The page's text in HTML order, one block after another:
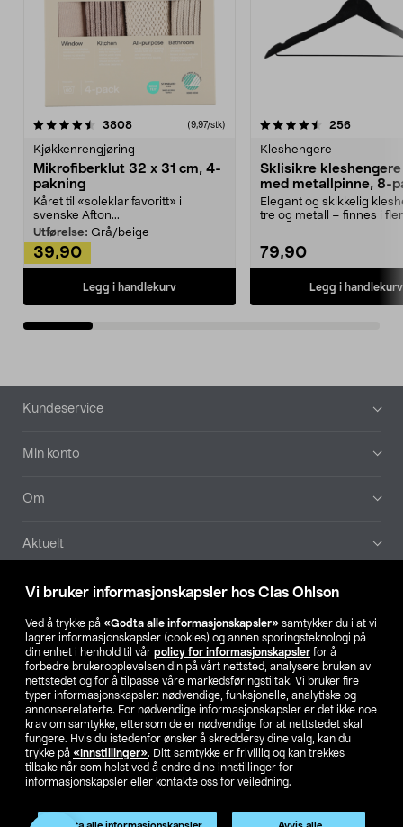
Vi bruker informasjonskapsler hos Clas Ohlson
Ved å trykke på «Godta alle informasjonskapsler» samtykker du i at vi
lagrer informasjonskapsler (cookies) og annen sporingsteknologi på
din enhet i henhold til vår policy for informasjonskapsler for å
forbedre brukeropplevelsen din på vårt nettsted, analysere bruken av
nettstedet og for å tilpasse våre markedsføringstiltak. Vi bruker fire
typer informasjonskapsler: nødvendige, funksjonelle, analytiske og
annonserelaterte. For nødvendige informasjonskapsler er det ikke noe
krav om samtykke, ettersom de er nødvendige for at nettstedet skal
fungere. Hvis du istedenfor ønsker å skreddersy dine valg, kan du
trykke på «Innstillinger». Ditt samtykke er frivillig og kan trekkes
tilbake når som helst ved å endre dine innstillinger for
informasjonskapsler eller kontakte oss for veiledning.
Produktet har utgått
3808anmeldelser(9,97/stk)
Kjøkkenrengjøring
Mikrofiberklut 32 x 31 cm, 4-
pakning
Kåret til «soleklar favoritt» i
svenske Afton...
Utførelse: Grå/beige
39,90
Legg i handlekurv
4.5av 5 stjerner 256
Kleshengere
Sklisikre
med metallpinne, 8-
Elegant og skikkelig
tre og metall – finnes i
79,90
Legg i handlekurv
4.5av 5 stjerner
Bunntekst
Kundeservice
Min konto
Om
Aktuelt
Våre selskaper
Finn din butikk
SE NO FI
Endre til priser ekskl. moms